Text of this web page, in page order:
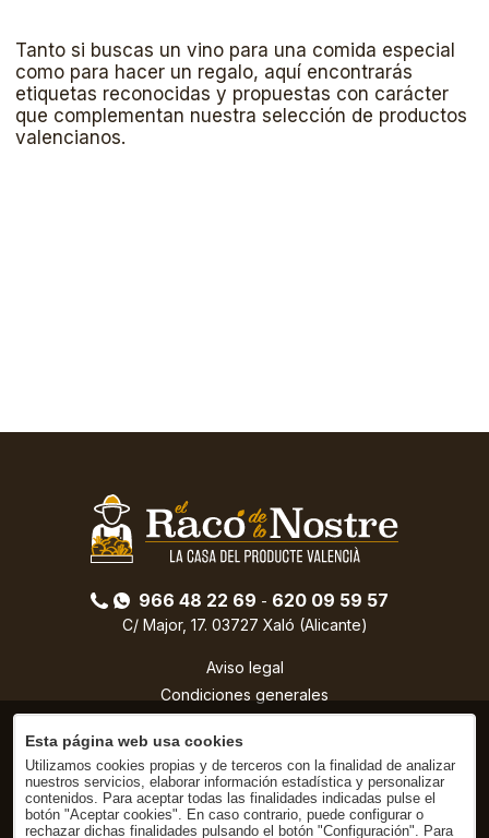
Tanto si buscas un vino para una comida especial
como para hacer un regalo, aquí encontrarás
etiquetas reconocidas y propuestas con carácter
que complementan nuestra selección de productos
valencianos.
966 48 22 69 - 620 09 59 57
C/ Major, 17. 03727 Xaló (Alicante)
Aviso legal
Condiciones generales
Política de privacidad
Condiciones de compra
Política de cookies
Esta página web usa cookies
Utilizamos cookies propias y de terceros con la finalidad de analizar
nuestros servicios, elaborar información estadística y personalizar
contenidos. Para aceptar todas las finalidades indicadas pulse el
botón "Aceptar cookies". En caso contrario, puede configurar o
rechazar dichas finalidades pulsando el botón "Configuración". Para